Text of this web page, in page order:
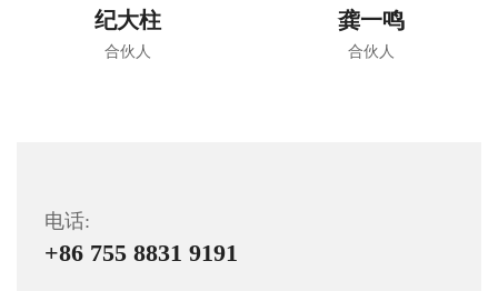
纪大柱
合伙人
龚一鸣
合伙人
电话:
+86 755 8831 9191